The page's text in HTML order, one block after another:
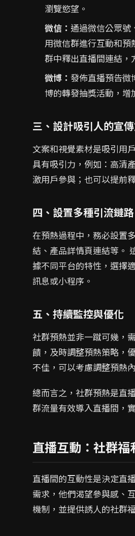
瀏覽慾望。
微信： 通過微信公眾號
用微信群進行互動和
群中釋出直播間連結，
微博： 發佈直播預告微
博的轉發抽獎活動，增
三、設計吸引人的宣
文案和視覺素材是吸引用
具有吸引力，例如：高清
激用戶參與；也可以提前
四、設置多種引流鏈路
在預熱過程中，務必設置
結、產品詳情頁連結等。
據不同平台的特性，選擇
訊息或小程序。
五、持續監控與優化
社群預熱並非一蹴可幾，
饋，及時調整預熱策略，
不佳，可以考慮調整預熱
總而言之，社群預熱是直
群流量有效導入直播間，
直播互動：社群福
直播間的互動性是決定直
需求，他們渴望參與感、
機制，並提供誘人的社群